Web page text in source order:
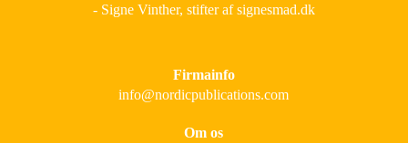
- Signe Vinther, stifter af signesmad.dk
Firmainfo
info@nordicpublications.com
Om os